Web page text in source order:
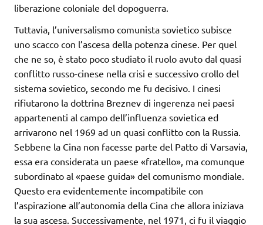
liberazione coloniale del dopoguerra.
Tuttavia, l’universalismo comunista sovietico subisce
uno scacco con l’ascesa della potenza cinese. Per quel
che ne so, è stato poco studiato il ruolo avuto dal quasi
conflitto russo-cinese nella crisi e successivo crollo del
sistema sovietico, secondo me fu decisivo. I cinesi
rifiutarono la dottrina Breznev di ingerenza nei paesi
appartenenti al campo dell’influenza sovietica ed
arrivarono nel 1969 ad un quasi conflitto con la Russia.
Sebbene la Cina non facesse parte del Patto di Varsavia,
essa era considerata un paese «fratello», ma comunque
subordinato al «paese guida» del comunismo mondiale.
Questo era evidentemente incompatibile con
l’aspirazione all’autonomia della Cina che allora iniziava
la sua ascesa. Successivamente, nel 1971, ci fu il viaggio